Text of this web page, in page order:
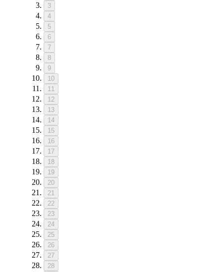
3
4
5
6
7
8
9
10
11
12
13
14
15
16
17
18
19
20
21
22
23
24
25
26
27
28